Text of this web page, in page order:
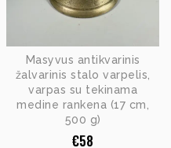
Masyvus antikvarinis
žalvarinis stalo varpelis,
varpas su tekinama
medine rankena (17 cm,
500 g)
€58